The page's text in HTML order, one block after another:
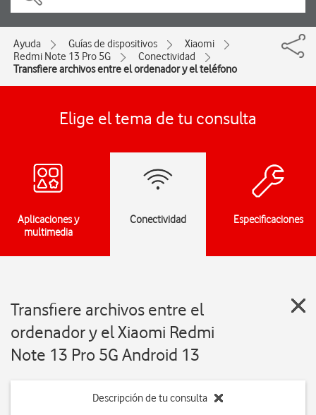
Ayuda Guías de dispositivos
Xiaomi
Redmi Note 13 Pro 5G
Conectividad
Transfiere archivos entre el ordenador y el teléfono
Elige el tema de tu consulta
Aplicaciones y
multimedia
Conectividad Especificaciones
Transfiere archivos entre el
ordenador y el Xiaomi Redmi
Note 13 Pro 5G Android 13
Descripción de tu consulta